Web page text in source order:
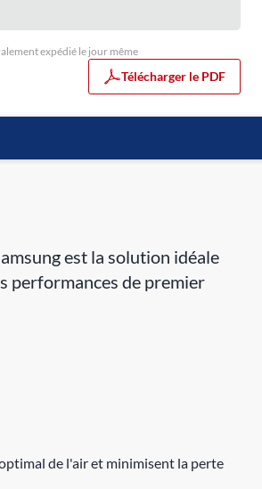
expédié le jour même
Télécharger le PDF
est la solution idéale
performances de premier
de l'air et minimisent la perte